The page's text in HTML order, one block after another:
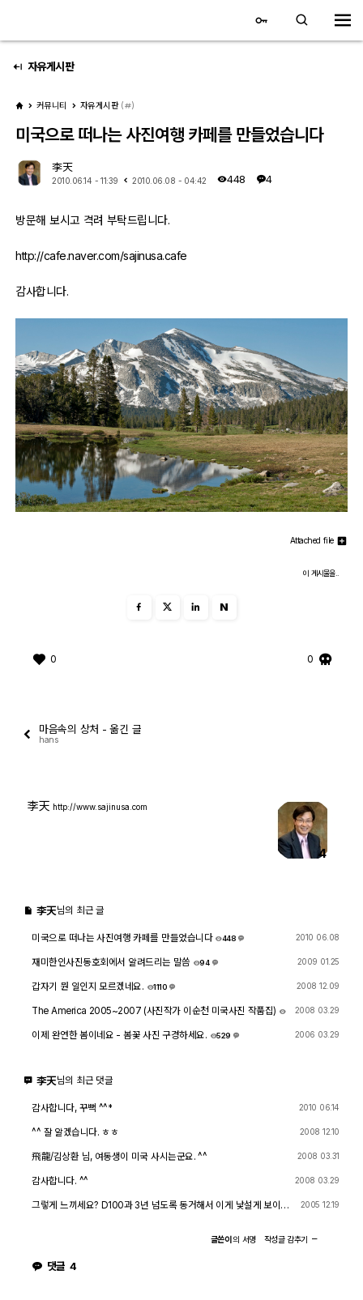
홈
갤러리
자유 갤러리
커뮤니티
자유게시판
오프라인
정보 / 강좌
장터
사이트/홈페이지 소개
자유게시판
커뮤니티 자유게시판 ( )
미국으로 떠나는 사진여행 카페를 만들었습니다
李天
2010.06.14 - 11:39 2010.06.08 - 04:42 448 4
방문해 보시고 격려 부탁드립니다.
http://cafe.naver.com/sajinusa.cafe
감사합니다.
Attached file
이 게시물을..
N
0 0
마음속의 상처 - 옮긴 글
hans
4
李天 http://www.sajinusa.com
李天님의 최근 글
미국으로 떠나는 사진여행 카페를 만들었습니다
448
2010 06.08
재미한인사진동호회에서 알려드리는 말씀
94
2009 01.25
갑자기 뭔 일인지 모르겠네요.
1110
2008 12.09
The America 2005~2007 (사진작가 이순천 미국사진 작품집) 2008 03.29
이제 완연한 봄이네요 - 봄꽃 사진 구경하세요.
529
2006 03.29
李天님의 최근 댓글
감사합니다, 꾸뻑 ^^* 2010 06.14
^^ 잘 알겠습니다. ㅎㅎ 2008 12.10
飛龍/김상환 님, 여동생이 미국 사시는군요. ^^ 2008 03.31
감사합니다. ^^ 2008 03.29
그렇게 느끼세요? D100과 3년 넘도록 동거해서 이게 낯설게 보이는
2005 12.19
글쓴이의 서명 작성글감추기
댓글 4